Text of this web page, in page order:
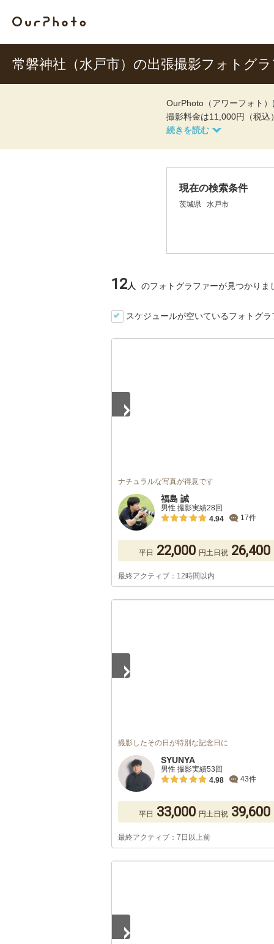
常磐神社（水戸市）の出張撮影フォトグ
OurPhoto（アワーフォト
撮影料金は11,000円（税込
現在の検索条件
茨城県 水戸市
12人 のフォトグラファーが見つかりま
スケジュールが空いているフォトグ
ナチュラルな写真が得意です
福島 誠
男性 撮影実績28回
4.94
17件
平日 22,000 円土日祝 26,400
最終アクティブ：12時間以内
撮影したその日が特別な記念日に
SYUNYA
男性 撮影実績53回
4.98
43件
平日 33,000 円土日祝 39,600
最終アクティブ：7日以上前